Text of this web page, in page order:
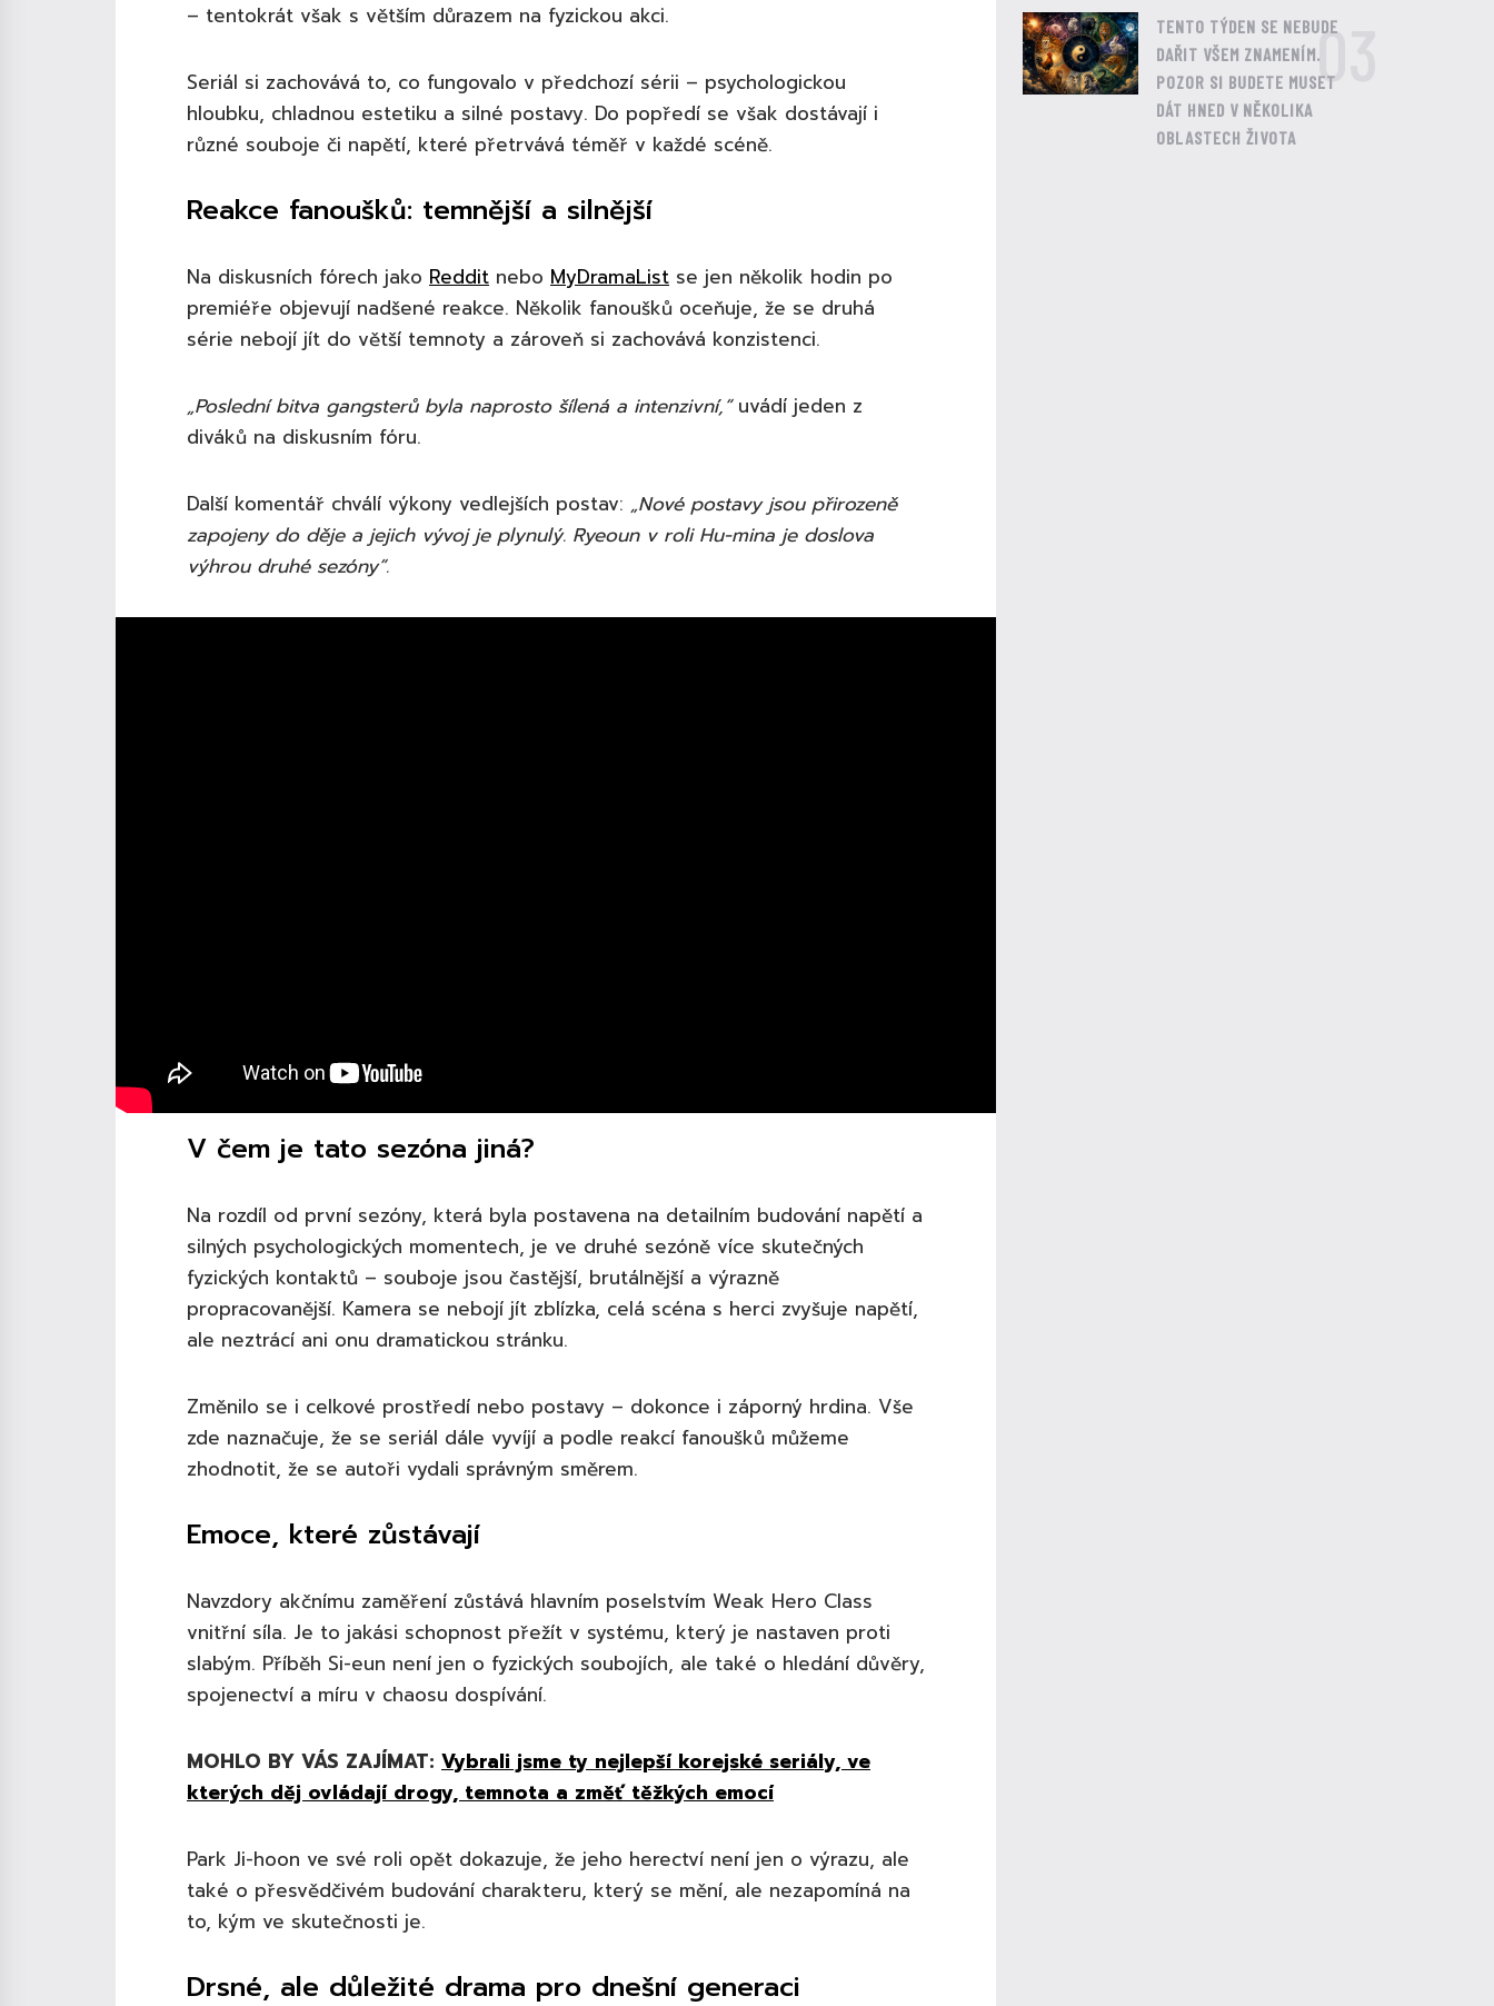
– tentokrát však s větším důrazem na fyzickou akci.
Seriál si zachovává to, co fungovalo v předchozí sérii – psychologickou
hloubku, chladnou estetiku a silné postavy. Do popředí se však dostávají i
různé souboje či napětí, které přetrvává téměř v každé scéně.
Reakce fanoušků: temnější a silnější
Na diskusních fórech jako Reddit nebo MyDramaList se jen několik hodin po
premiéře objevují nadšené reakce. Několik fanoušků oceňuje, že se druhá
série nebojí jít do větší temnoty a zároveň si zachovává konzistenci.
„Poslední bitva gangsterů byla naprosto šílená a intenzivní,“uvádí jeden z
diváků na diskusním fóru.
Další komentář chválí výkony vedlejších postav: „Nové postavy jsou přirozeně
zapojeny do děje a jejich vývoj je plynulý. Ryeoun v roli Hu-mina je doslova
výhrou druhé sezóny“.
V čem je tato sezóna jiná?
Na rozdíl od první sezóny, která byla postavena na detailním budování napětí a
silných psychologických momentech, je ve druhé sezóně více skutečných
fyzických kontaktů – souboje jsou častější, brutálnější a výrazně
propracovanější. Kamera se nebojí jít zblízka, celá scéna s herci zvyšuje napětí,
ale neztrácí ani onu dramatickou stránku.
Změnilo se i celkové prostředí nebo postavy – dokonce i záporný hrdina. Vše
zde naznačuje, že se seriál dále vyvíjí a podle reakcí fanoušků můžeme
zhodnotit, že se autoři vydali správným směrem.
Emoce, které zůstávají
Navzdory akčnímu zaměření zůstává hlavním poselstvím Weak Hero Class
vnitřní síla. Je to jakási schopnost přežít v systému, který je nastaven proti
slabým. Příběh Si-eun není jen o fyzických soubojích, ale také o hledání důvěry,
spojenectví a míru v chaosu dospívání.
MOHLO BY VÁS ZAJÍMAT: Vybrali jsme ty nejlepší korejské seriály, ve
kterých děj ovládají drogy, temnota a změť těžkých emocí
Park Ji-hoon ve své roli opět dokazuje, že jeho herectví není jen o výrazu, ale
také o přesvědčivém budování charakteru, který se mění, ale nezapomíná na
to, kým ve skutečnosti je.
Drsné, ale důležité drama pro dnešní generaci
TENTO TÝDEN SE NEBUDE
DAŘIT VŠEM ZNAMENÍM.
POZOR SI BUDETE MUSET
DÁT HNED V NĚKOLIKA
OBLASTECH ŽIVOTA
03